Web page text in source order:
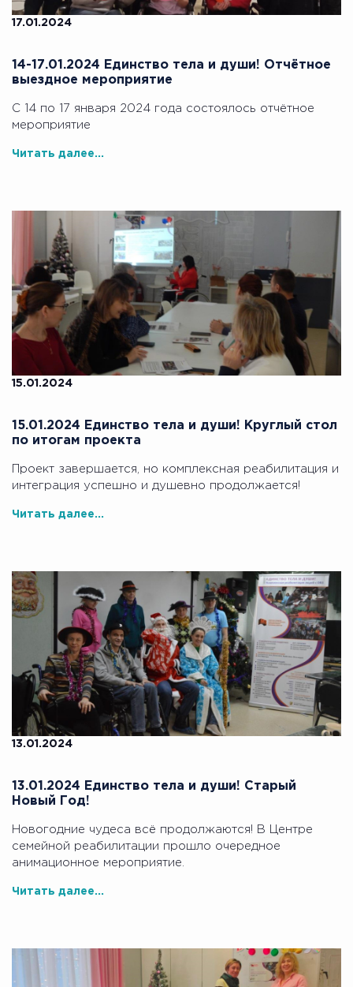
17.01.2024
14-17.01.2024 Единство тела и души! Отчётное
выездное мероприятие
С 14 по 17 января 2024 года состоялось отчётное
мероприятие
Читать далее...
15.01.2024
15.01.2024 Единство тела и души! Круглый стол
по итогам проекта
Проект завершается, но комплексная реабилитация и
интеграция успешно и душевно продолжается!
Читать далее...
13.01.2024
13.01.2024 Единство тела и души! Старый
Новый Год!
Новогодние чудеса всё продолжаются! В Центре
семейной реабилитации прошло очередное
анимационное мероприятие.
Читать далее...